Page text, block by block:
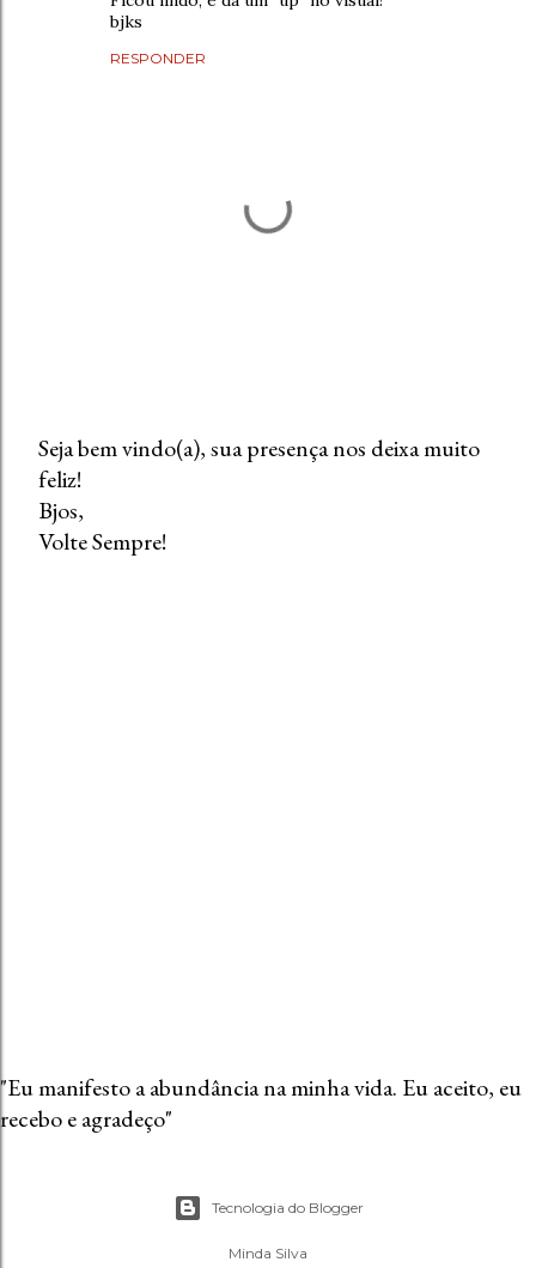
bjks
RESPONDER
P
o
s
Seja bem vindo(a), sua presença nos deixa muito
feliz!
Bjos,
Volte Sempre!
"Eu manifesto a abundância na minha vida. Eu aceito, eu
recebo e agradeço"
Tecnologia do Blogger
Minda Silva